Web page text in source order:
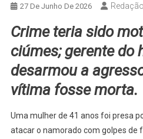
27 De Junho De 2026 Redação
Crime teria sido
ciúmes; gerente do
desarmou a
vítima fosse morta.
Uma mulher de 41 anos foi presa
atacar o namorado com golpes de